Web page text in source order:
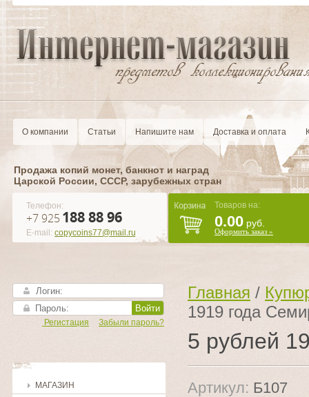
О компании Статьи Напишите нам Доставка и оплата
Продажа копий монет, банкнот и наград
Царской России, CCCР, зарубежных стран
Телефон:
+7 925 188 88 96
E-mail: copycoins77@mail.ru
Товаров на:
0.00 руб.
Оформить заказ »
Войти
Забыли пароль?
Регистация
МАГАЗИН
Главная /
1919 года
5 рублей
Артикул: Б107